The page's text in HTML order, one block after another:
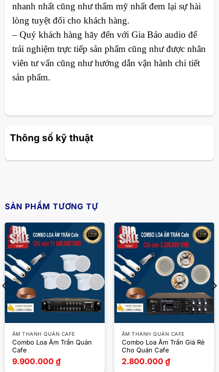
nhanh nhất cũng như thẩm mỹ nhất đem lại sự hài
lòng tuyệt đối cho khách hàng.
– Quý khách hàng hãy đến với Gia Bảo audio để
trải nghiệm trực tiếp sản phẩm cũng như được nhân
viên tư vấn cũng như hướng dẫn vận hành chi tiết
sản phẩm.
Thông số kỹ thuật
SẢN PHẨM TƯƠNG TỰ
ÂM THANH QUÁN CAFE
Combo Loa Âm Trần Quán
Cafe
9.900.000 ₫
ÂM THANH QUÁN CAFE
Combo Loa Âm Trần Giá Rẻ
Cho Quán Cafe
2.800.000 ₫